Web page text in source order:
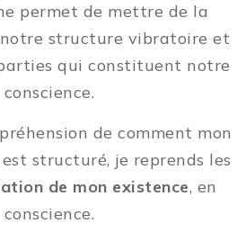
permet de mettre de la
structure vibratoire et
qui constituent notre
conscience.
de comment mon
structuré, je reprends les
de mon existence, en
conscience.